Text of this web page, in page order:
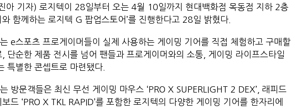
아 기자) 로지텍이 28일부터 오는 4월 10일까지 현대백화점 목동점 지하 2층
와 함께하는 로지텍 G 팝업스토어’를 진행한다고 28일 밝혔다.
e스포츠 프로게이머들이 실제 사용하는 게이밍 기어를 직접 체험하고 구매할
단순한 제품 전시를 넘어 팬들과 프로게이머와의 소통, 게이밍 라이프스타일
특별한 콘셉트로 마련됐다.
방문객들은 최신 무선 게이밍 마우스 ‘PRO X SUPERLIGHT 2 DEX’, 래피드
드 ‘PRO X TKL RAPID’를 포함한 로지텍의 다양한 게이밍 기어를 한자리에